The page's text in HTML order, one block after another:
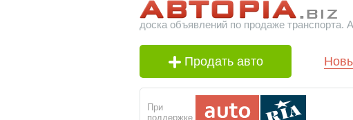
доска объявлений по продаже транспорта.
Продать авто
При
поддержке